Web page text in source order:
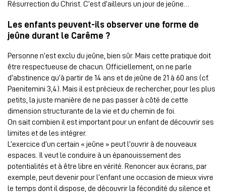
Résurrection du Christ. C’est d’ailleurs un jour de jeûne…
Les enfants peuvent-ils observer une forme de
jeûne durant le Carême ?
Personne n’est exclu du jeûne, bien sûr. Mais cette pratique doit
être respectueuse de chacun. Officiellement, on ne parle
d’abstinence qu’à partir de 14 ans et de jeûne de 21 à 60 ans (cf.
Paenitemini 3,4). Mais il est précieux de rechercher, pour les plus
petits, la juste manière de ne pas passer à côté de cette
dimension structurante de la vie et du chemin de foi.
On sait combien il est important pour un enfant de découvrir ses
limites et de les intégrer.
L’exercice d’un certain « jeûne » peut l’ouvrir à de nouveaux
espaces. Il veut le conduire à un épanouissement des
potentialités et à être libre en vérité. Renoncer aux écrans, par
exemple, peut devenir pour l’enfant une occasion de mieux vivre
le temps dont il dispose, de découvrir la fécondité du silence et